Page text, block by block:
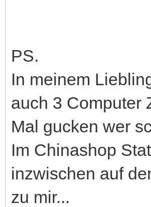
PS.
In meinem
auch 3 Computer
Mal gucken wer
Im Chinashop
inzwischen auf
zu mir...